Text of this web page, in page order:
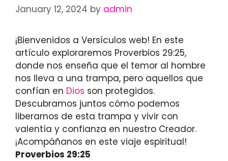
January 12, 2024 by admin
¡Bienvenidos a Versículos web! En este
artículo exploraremos Proverbios 29:25,
donde nos enseña que el temor al hombre
nos lleva a una trampa, pero aquellos que
confían en Dios son protegidos.
Descubramos juntos cómo podemos
liberarnos de esta trampa y vivir con
valentía y confianza en nuestro Creador.
¡Acompáñanos en este viaje espiritual!
Proverbios 29:25